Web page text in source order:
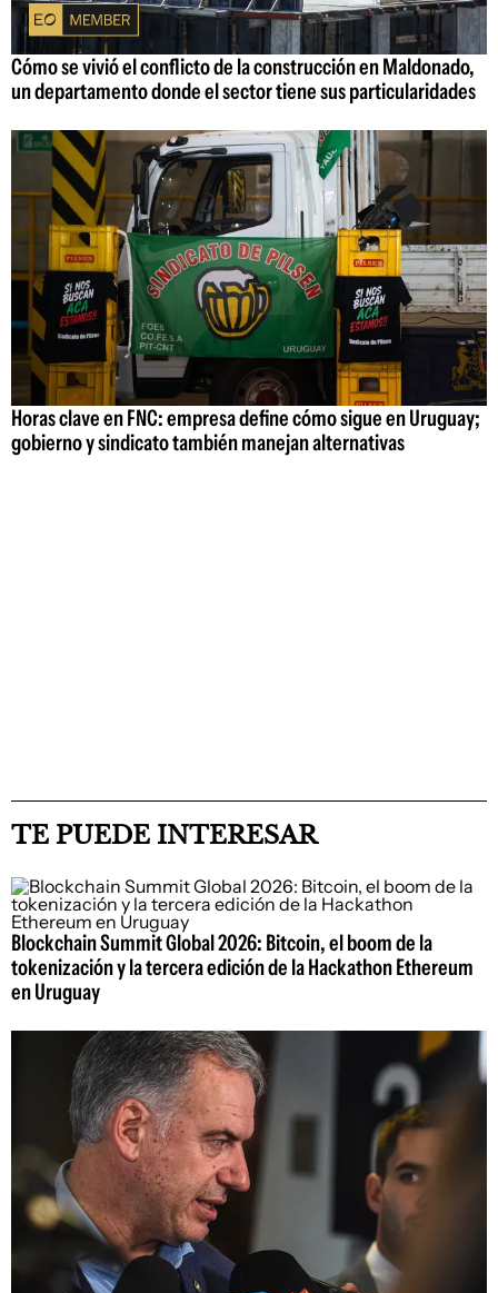
Cómo se vivió el conflicto de la construcción en Maldonado,
un departamento donde el sector tiene sus particularidades
Horas clave en FNC: empresa define cómo sigue en Uruguay;
gobierno y sindicato también manejan alternativas
TE PUEDE INTERESAR
Blockchain Summit Global 2026: Bitcoin, el boom de la
tokenización y la tercera edición de la Hackathon Ethereum
en Uruguay